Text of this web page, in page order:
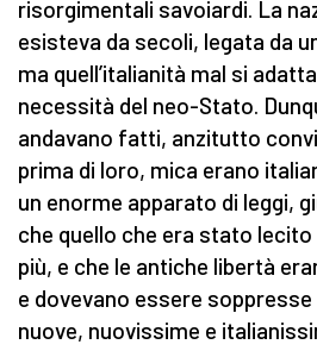
risorgimentali savoiardi. La
esisteva da secoli, legata da
ma quell’italianità mal si
necessità del neo-Stato.
andavano fatti, anzitutto
prima di loro, mica erano
un enorme apparato di leggi,
che quello che era stato
più, e che le antiche libertà
e dovevano essere
nuove, nuovissime e